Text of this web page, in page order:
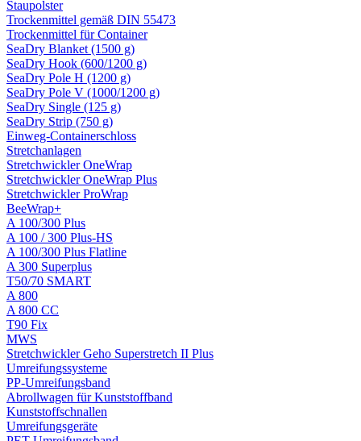
Staupolster
Trockenmittel gemäß DIN 55473
Trockenmittel für Container
SeaDry Blanket (1500 g)
SeaDry Hook (600/1200 g)
SeaDry Pole H (1200 g)
SeaDry Pole V (1000/1200 g)
SeaDry Single (125 g)
SeaDry Strip (750 g)
Einweg-Containerschloss
Stretchanlagen
Stretchwickler OneWrap
Stretchwickler OneWrap Plus
Stretchwickler ProWrap
BeeWrap+
A 100/300 Plus
A 100 / 300 Plus-HS
A 100/300 Plus Flatline
A 300 Superplus
T50/70 SMART
A 800
A 800 CC
T90 Fix
MWS
Stretchwickler Geho Superstretch II Plus
Umreifungssysteme
PP-Umreifungsband
Abrollwagen für Kunststoffband
Kunststoffschnallen
Umreifungsgeräte